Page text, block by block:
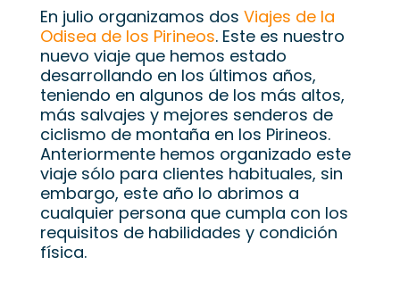
En julio organizamos dos Viajes de la
Odisea de los Pirineos. Este es nuestro
nuevo viaje que hemos estado
desarrollando en los últimos años,
teniendo en algunos de los más altos,
más salvajes y mejores senderos de
ciclismo de montaña en los Pirineos.
Anteriormente hemos organizado este
viaje sólo para clientes habituales, sin
embargo, este año lo abrimos a
cualquier persona que cumpla con los
requisitos de habilidades y condición
física.